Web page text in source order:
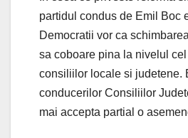
partidul condus de Emil Boc
Democratii vor ca
sa coboare pina la nivelul cel
consiliilor locale si judetene.
conducerilor Consiliilor
mai accepta partial o